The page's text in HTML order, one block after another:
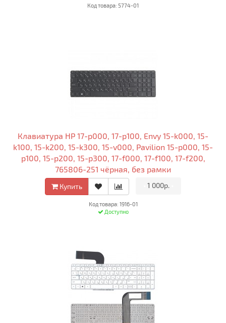
Код товара: 5774-01
Клавиатура HP 17-p000, 17-p100, Envy 15-k000, 15-
k100, 15-k200, 15-k300, 15-v000, Pavilion 15-p000, 15-
p100, 15-p200, 15-p300, 17-f000, 17-f100, 17-f200,
765806-251 чёрная, без рамки
Купить 1 000р.
Код товара: 1916-01
Доступно